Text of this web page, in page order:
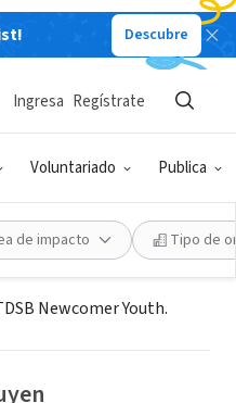
Descubre
Voluntariado Publica
Ingresa Regístrate
de impacto Tipo de
for TDSB
Newcomer Youth.